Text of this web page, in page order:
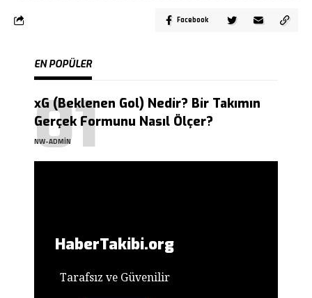
Facebook
EN POPÜLER
xG (Beklenen Gol) Nedir? Bir Takımın
Gerçek Formunu Nasıl Ölçer?
NW-ADMIN
HaberTakibi.org
Tarafsız ve Güvenilir